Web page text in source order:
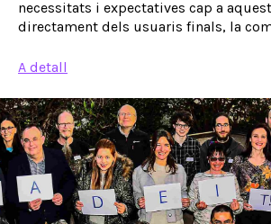
necessitats i expectatives cap a
directament dels usuaris finals, la
A detall